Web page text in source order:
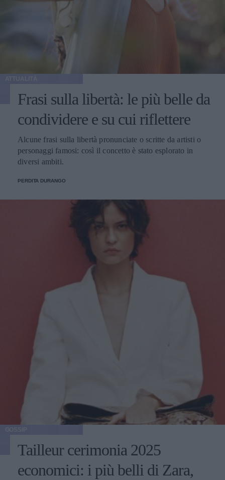
Frasi sulla libertà: le più belle da
condividere e su cui riflettere
Alcune frasi sulla libertà pronunciate o scritte da artisti o
personaggi famosi: così il concetto è stato esplorato in
diversi ambiti.
PERDITA DURANGO
Tailleur cerimonia 2025
economici: i più belli di Zara,